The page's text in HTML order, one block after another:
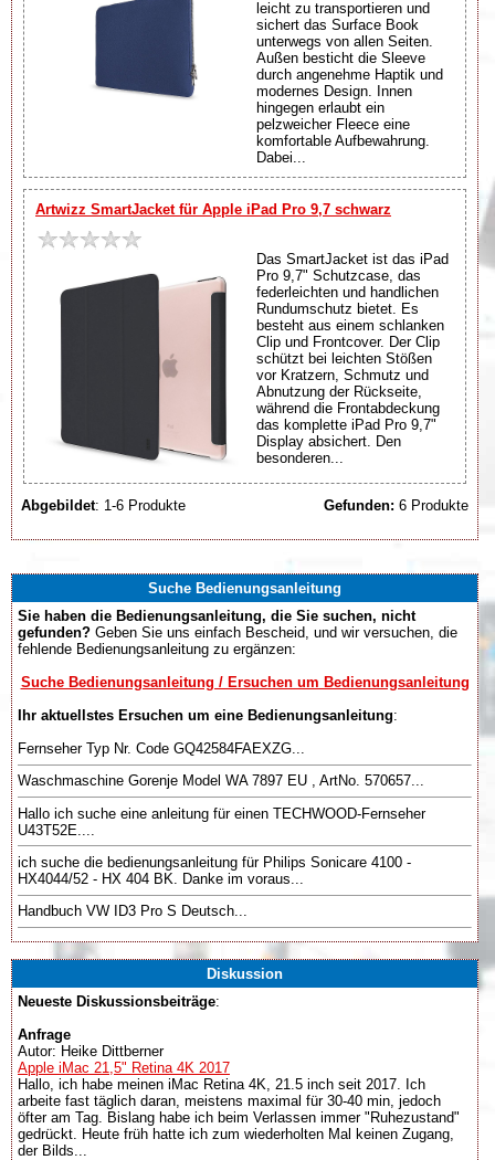
leicht zu transportieren und
sichert das Surface Book
unterwegs von allen Seiten.
Außen besticht die Sleeve
durch angenehme Haptik und
modernes Design. Innen
hingegen erlaubt ein
pelzweicher Fleece eine
komfortable Aufbewahrung.
Dabei...
Artwizz SmartJacket für Apple iPad Pro 9,7 schwarz
Das SmartJacket ist das iPad
Pro 9,7" Schutzcase, das
federleichten und handlichen
Rundumschutz bietet. Es
besteht aus einem schlanken
Clip und Frontcover. Der Clip
schützt bei leichten Stößen
vor Kratzern, Schmutz und
Abnutzung der Rückseite,
während die Frontabdeckung
das komplette iPad Pro 9,7"
Display absichert. Den
besonderen...
Abgebildet: 1-6 Produkte Gefunden: 6 Produkte
Suche Bedienungsanleitung
Sie haben die Bedienungsanleitung, die Sie suchen, nicht
gefunden? Geben Sie uns einfach Bescheid, und wir versuchen, die
fehlende Bedienungsanleitung zu ergänzen:
Suche Bedienungsanleitung / Ersuchen um Bedienungsanleitung
Ihr aktuellstes Ersuchen um eine Bedienungsanleitung:
Fernseher Typ Nr. Code GQ42584FAEXZG...
Waschmaschine Gorenje Model WA 7897 EU , ArtNo. 570657...
Hallo ich suche eine anleitung für einen TECHWOOD-Fernseher
U43T52E....
ich suche die bedienungsanleitung für Philips Sonicare 4100 -
HX4044/52 - HX 404 BK. Danke im voraus...
Handbuch VW ID3 Pro S Deutsch...
Diskussion
Neueste Diskussionsbeiträge:
Anfrage
Autor: Heike Dittberner
Apple iMac 21,5" Retina 4K 2017
Hallo, ich habe meinen iMac Retina 4K, 21.5 inch seit 2017. Ich
arbeite fast täglich daran, meistens maximal für 30-40 min, jedoch
öfter am Tag. Bislang habe ich beim Verlassen immer "Ruhezustand"
gedrückt. Heute früh hatte ich zum wiederholten Mal keinen Zugang,
der Bilds...